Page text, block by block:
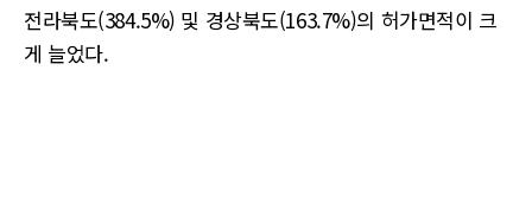
전라북도(384.5%) 및 경상북도(163.7%)의 허가면적이 크
게 늘었다.